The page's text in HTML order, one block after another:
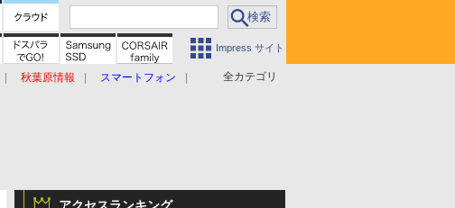
Impress サイト
全カテゴリ
秋葉原情報
スマートフォン